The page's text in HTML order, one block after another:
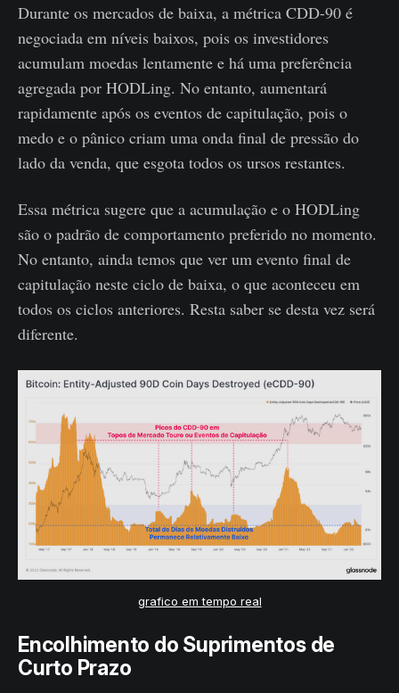
Durante os mercados de baixa, a métrica CDD-90 é
negociada em níveis baixos, pois os investidores
acumulam moedas lentamente e há uma preferência
agregada por HODLing. No entanto, aumentará
rapidamente após os eventos de capitulação, pois o
medo e o pânico criam uma onda final de pressão do
lado da venda, que esgota todos os ursos restantes.
Essa métrica sugere que a acumulação e o HODLing
são o padrão de comportamento preferido no momento.
No entanto, ainda temos que ver um evento final de
capitulação neste ciclo de baixa, o que aconteceu em
todos os ciclos anteriores. Resta saber se desta vez será
diferente.
grafico em tempo real
Encolhimento do Suprimentos de
Curto Prazo